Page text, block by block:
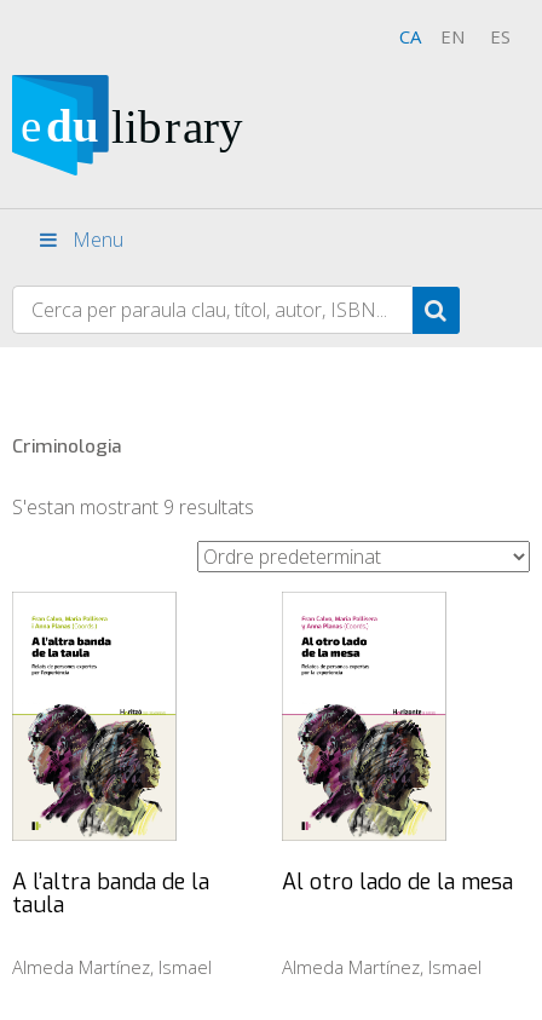
CA EN ES
Menu
Criminologia
S'estan mostrant 9 resultats
A l’altra banda de la
taula
Almeda Martínez, Ismael
Al otro lado de la mesa
Almeda Martínez, Ismael